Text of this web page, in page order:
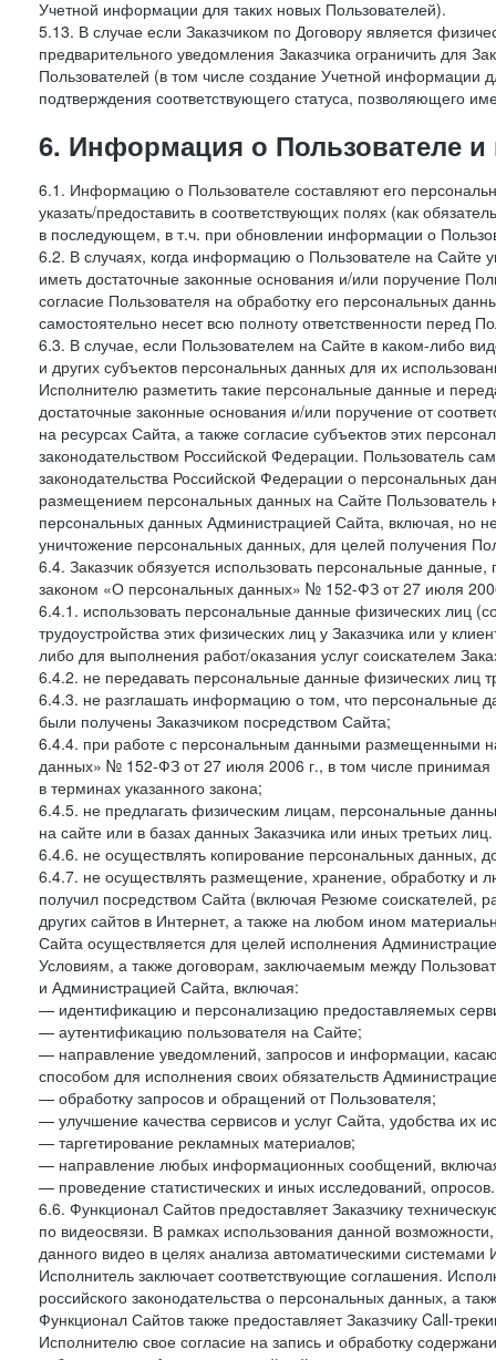
Учетной информации для таких новых Пользователей).
5.13. В случае если Заказчиком по Договору является
предварительного уведомления Заказчика ограничить для
Пользователей (в том числе создание Учетной информации
подтверждения соответствующего статуса, позволяющего
6. Информация о Пользователе
6.1. Информацию о Пользователе составляют его
указать/предоставить в соответствующих полях (как
в последующем, в т.ч. при обновлении информации о
6.2. В случаях, когда информацию о Пользователе на Сайте
иметь достаточные законные основания и/или поручение
согласие Пользователя на обработку его персональных
самостоятельно несет всю полноту ответственности перед
6.3. В случае, если Пользователем на Сайте в каком-либо
и других субъектов персональных данных для их
Исполнителю разметить такие персональные данные и
достаточные законные основания и/или поручение от
на ресурсах Сайта, а также согласие субъектов этих
законодательством Российской Федерации. Пользователь
законодательства Российской Федерации о персональных
размещением персональных данных на Сайте Пользователь
персональных данных Администрацией Сайта, включая, но
уничтожение персональных данных, для целей получения
6.4. Заказчик обязуется использовать персональные
законом «О персональных данных» № 152-ФЗ от 27 июля
6.4.1. использовать персональные данные физических лиц
трудоустройства этих физических лиц у Заказчика или у
либо для выполнения работ/оказания услуг соискателем
6.4.2. не передавать персональные данные физических лиц
6.4.3. не разглашать информацию о том, что персональные
были получены Заказчиком посредством Сайта;
6.4.4. при работе с персональным данными размещенными
данных» № 152-ФЗ от 27 июля 2006 г., в том числе принимая
в терминах указанного закона;
6.4.5. не предлагать физическим лицам, персональные
на сайте или в базах данных Заказчика или иных третьих лиц.
6.4.6. не осуществлять копирование персональных данных,
6.4.7. не осуществлять размещение, хранение, обработку и
получил посредством Сайта (включая Резюме
других сайтов в Интернет, а также на любом ином
Сайта осуществляется для целей исполнения
Условиям, а также договорам, заключаемым между
и Администрацией Сайта, включая:
— идентификацию и персонализацию предоставляемых
— аутентификацию пользователя на Сайте;
— направление уведомлений, запросов и информации,
способом для исполнения своих обязательств
— обработку запросов и обращений от Пользователя;
— улучшение качества сервисов и услуг Сайта, удобства их
— таргетирование рекламных материалов;
— направление любых информационных сообщений,
— проведение статистических и иных исследований, опросов.
6.6. Функционал Сайтов предоставляет Заказчику
по видеосвязи. В рамках использования данной
данного видео в целях анализа автоматическими
Исполнитель заключает соответствующие соглашения.
российского законодательства о персональных данных, а
Функционал Сайтов также предоставляет Заказчику Call-
Исполнителю свое согласие на запись и обработку